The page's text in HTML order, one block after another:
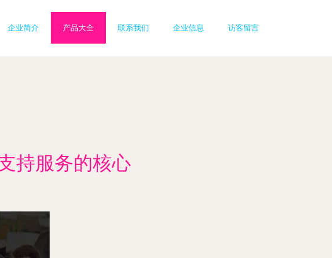
企业简介 产品大全 联系我们 企业信息 访客留言
持服务的核心